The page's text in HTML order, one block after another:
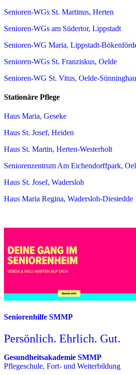
Senioren-WGs St. Martinus, Herten
Senioren-WGs am Südertor, Lippstadt
Senioren-WG Maria, Lippstadt-
Senioren-WGs St. Franziskus, Oelde
Senioren-WG St. Vitus, Oelde-
Stationäre Pflege
Haus Maria, Geseke
Haus St. Josef, Heiden
Haus St. Martin, Herten-Westerholt
Seniorenzentrum Am Eichendorffpark,
Haus St. Josef, Wadersloh
Haus Maria Regina, Wadersloh-Diestedde
Seniorenhilfe SMMP
Persönlich. Ehrlich. Gut.
Gesundheitsakademie SMMP
Pflegeschule, Fort- und Weiterbildung